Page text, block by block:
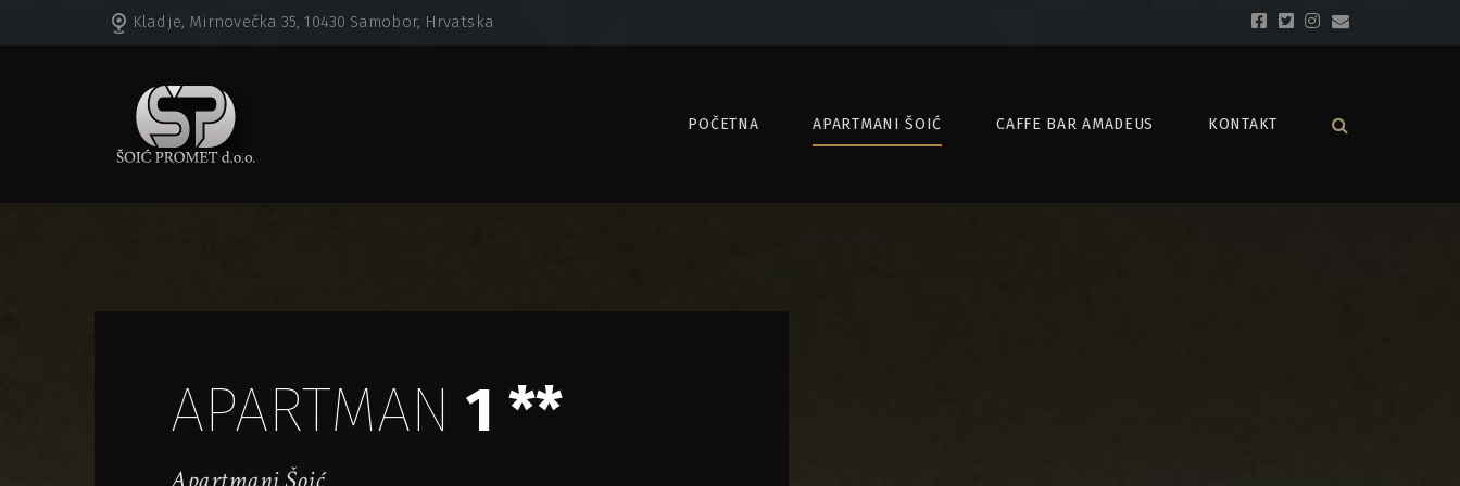
Kladje, Mirnovečka 35, 10430 Samobor, Hrvatska
POČETNA APARTMANI ŠOIĆ CAFFE BAR AMADEUS KONTAKT
APARTMAN 1 **